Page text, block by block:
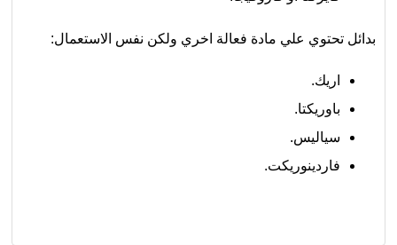
بدائل تحتوي علي مادة فعالة اخري ولكن نفس الاستعمال:
اريك.
باوريكتا.
سياليس.
فاردينوريكت.